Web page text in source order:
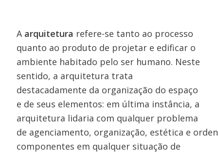
A arquitetura refere-se tanto ao processo
quanto ao produto de projetar e edificar o
ambiente habitado pelo ser humano. Neste
sentido, a arquitetura trata
destacadamente da organização do espaço
e de seus elementos: em última instância, a
arquitetura lidaria com qualquer problema
de agenciamento, organização, estética e
componentes em qualquer situação de